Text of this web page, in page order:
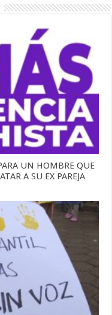
UN HOMBRE QUE
A SU EX PAREJA